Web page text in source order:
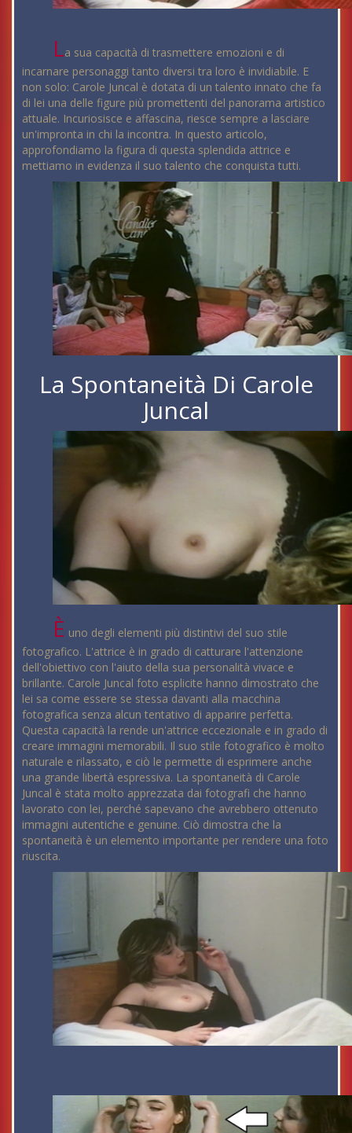
La sua capacità di trasmettere emozioni e di
incarnare personaggi tanto diversi tra loro è invidiabile. E
non solo: Carole Juncal è dotata di un talento innato che fa
di lei una delle figure più promettenti del panorama artistico
attuale. Incuriosisce e affascina, riesce sempre a lasciare
un'impronta in chi la incontra. In questo articolo,
approfondiamo la figura di questa splendida attrice e
mettiamo in evidenza il suo talento che conquista tutti.
La Spontaneità Di Carole
Juncal
È uno degli elementi più distintivi del suo stile
fotografico. L'attrice è in grado di catturare l'attenzione
dell'obiettivo con l'aiuto della sua personalità vivace e
brillante. Carole Juncal foto esplicite hanno dimostrato che
lei sa come essere se stessa davanti alla macchina
fotografica senza alcun tentativo di apparire perfetta.
Questa capacità la rende un'attrice eccezionale e in grado di
creare immagini memorabili. Il suo stile fotografico è molto
naturale e rilassato, e ciò le permette di esprimere anche
una grande libertà espressiva. La spontaneità di Carole
Juncal è stata molto apprezzata dai fotografi che hanno
lavorato con lei, perché sapevano che avrebbero ottenuto
immagini autentiche e genuine. Ciò dimostra che la
spontaneità è un elemento importante per rendere una foto
riuscita.